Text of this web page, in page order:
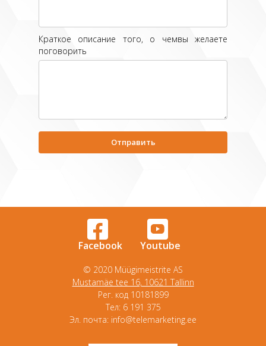
Краткое описание того, о чемвы желаете
поговорить
Facebook Youtube
© 2020 Müügimeistrite AS
Mustamäe tee 16, 10621 Tallinn
Рег. код 10181899
Tел: 6 191 375
Эл. почта: info@telemarketing.ee